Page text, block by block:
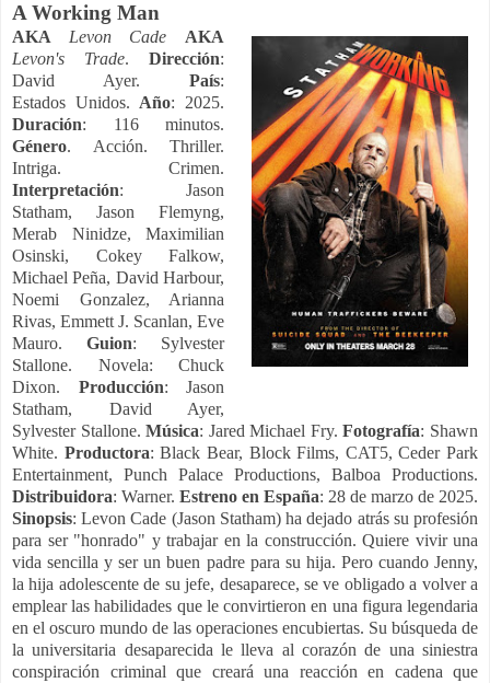
A Working Man
AKA Levon Cade
AKA
Levon's Trade.Dirección:
David Ayer.País:
Estados Unidos.Año: 2025.
Duración: 116 minutos.
Género. Acción. Thriller.
Intriga. Crimen.
Interpretación: Jason
Statham, Jason Flemyng,
Merab Ninidze, Maximilian
Osinski, Cokey Falkow,
Michael Peña, David Harbour,
Noemi Gonzalez, Arianna
Rivas, Emmett J. Scanlan, Eve
Mauro.Guion: Sylvester
Stallone. Novela: Chuck
Dixon. Producción: Jason
Statham, David Ayer,
Sylvester Stallone.Música: Jared Michael Fry.Fotografía: Shawn
White. Productora: Black Bear, Block Films, CAT5, Ceder Park
Entertainment, Punch Palace Productions, Balboa Productions.
Distribuidora: Warner. Estreno en España: 28 de marzo de 2025.
Sinopsis: Levon Cade (Jason Statham) ha dejado atrás su profesión
para ser "honrado" y trabajar en la construcción. Quiere vivir una
vida sencilla y ser un buen padre para su hija. Pero cuando Jenny,
la hija adolescente de su jefe, desaparece, se ve obligado a volver a
emplear las habilidades que le convirtieron en una figura legendaria
en el oscuro mundo de las operaciones encubiertas. Su búsqueda de
la universitaria desaparecida le lleva al corazón de una siniestra
conspiración criminal que creará una reacción en cadena que